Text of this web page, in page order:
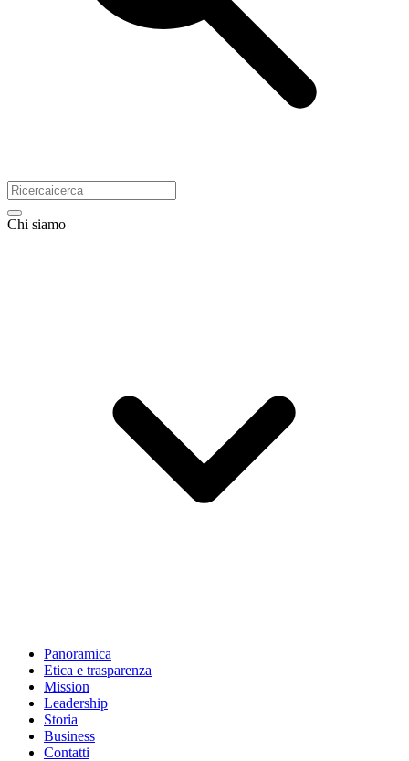
Chi siamo
Panoramica
Etica e trasparenza
Mission
Leadership
Storia
Business
Contatti